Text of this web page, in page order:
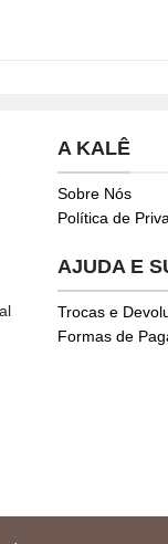
A KALÊ
Sobre Nós
Política de
AJUDA E
Trocas e
Formas de